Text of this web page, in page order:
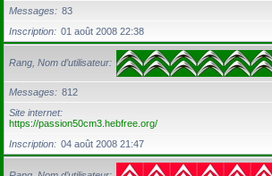
Messages
83
Inscription
01 août 2008 22:38
Rang, Nom d’utilisateur
Messages
812
Site internet
https://passion50cm3.hebfree.org/
Inscription
04 août 2008 21:47